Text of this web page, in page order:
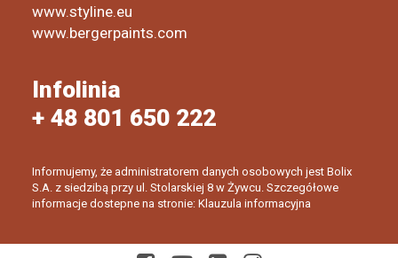
www.styline.eu
www.bergerpaints.com
Infolinia
+ 48 801 650 222
Informujemy, że administratorem danych osobowych jest Bolix
S.A. z siedzibą przy ul. Stolarskiej 8 w Żywcu. Szczegółowe
informacje dostepne na stronie: Klauzula informacyjna